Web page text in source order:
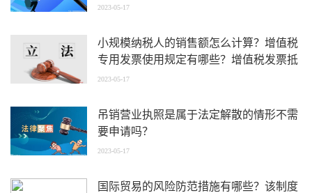
2023-05-17
小规模纳税人的销售额怎么计算？增值税
专用发票使用规定有哪些？增值税发票抵
扣期限是多久？
2023-05-17
吊销营业执照是属于法定解散的情形不需
要申请吗？
2023-05-17
国际贸易的风险防范措施有哪些？该制度